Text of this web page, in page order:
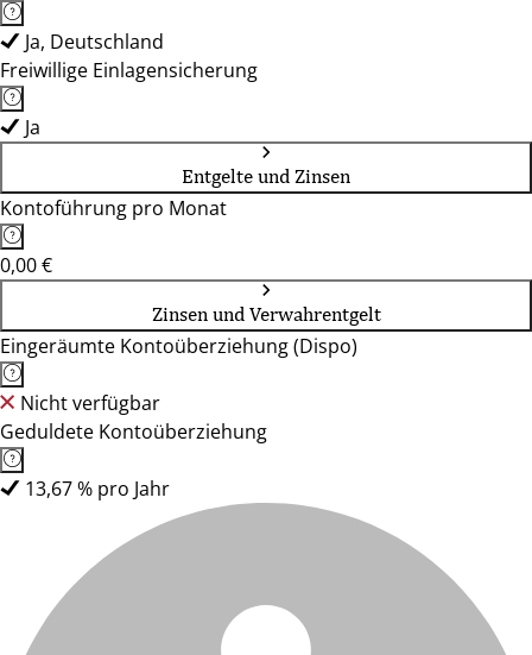
Ja, Deutschland
Freiwillige Einlagensicherung
Ja
Entgelte und Zinsen
Kontoführung pro Monat
0,00 €
Zinsen und Verwahrentgelt
Eingeräumte Kontoüberziehung (Dispo)
Nicht verfügbar
Geduldete Kontoüberziehung
13,67 % pro Jahr